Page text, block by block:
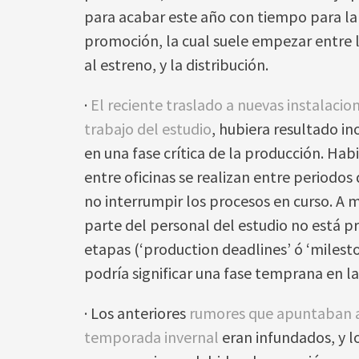
para acabar este año con tiempo para
promoción, la cual suele empezar entre
al estreno, y la distribución.
· El reciente traslado a nuevas
trabajo del estudio, hubiera resultado
en una fase crítica de la producción.
entre oficinas se realizan entre
no interrumpir los procesos en curso. A
parte del personal del estudio no está
etapas (‘production deadlines’ ó
podría significar una fase temprana en
· Los anteriores rumores que apuntaban
temporada invernal eran infundados, y